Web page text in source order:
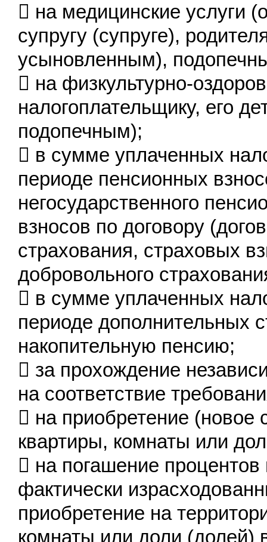
 на медицинские услуги
супругу (супруге),
усыновленным),
 на физкультурно-
налогоплательщику, его
подопечным);
 в сумме уплаченных
периоде пенсионных
негосударственного
взносов по договору
страхования, страховых
добровольного
 в сумме уплаченных
периоде дополнительных
накопительную пенсию;
 за прохождение
на соответствие
 на приобретение (новое
квартиры, комнаты или
 на погашение
фактически
приобретение на
комнаты или доли (долей)